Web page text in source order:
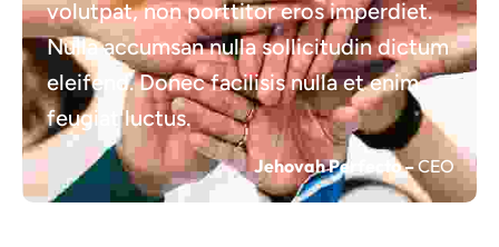
volutpat, non porttitor eros imperdiet.
Nulla accumsan nulla sollicitudin dictum
eleifend. Donec facilisis nulla et enim
feugiat luctus.
Jehovah Perfecto –CEO